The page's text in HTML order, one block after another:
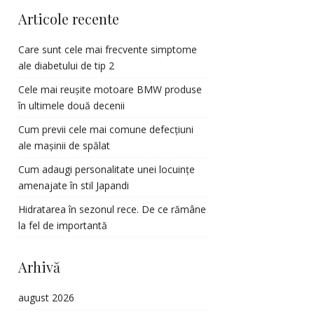
Articole recente
Care sunt cele mai frecvente simptome
ale diabetului de tip 2
Cele mai reușite motoare BMW produse
în ultimele două decenii
Cum previi cele mai comune defecțiuni
ale mașinii de spălat
Cum adaugi personalitate unei locuințe
amenajate în stil Japandi
Hidratarea în sezonul rece. De ce rămâne
la fel de importantă
Arhivă
august 2026